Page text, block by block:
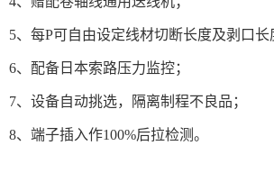
5、每P可自由设定线材切断长度及剥口长
6、配备日本索路压力监控；
7、设备自动挑选，隔离制程不良品；
8、端子插入作100%后拉检测。